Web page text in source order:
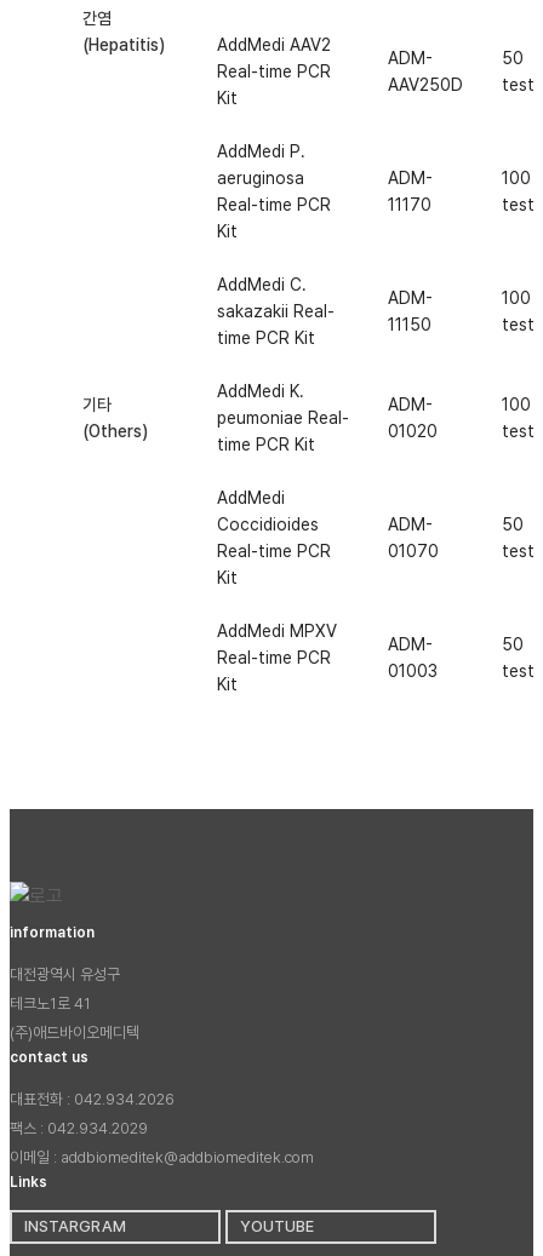
간염
(Hepatitis)
AddMedi AAV2
Real-time PCR
Kit
ADM-
AAV250D
50
tests
기타
(Others)
AddMedi P.
aeruginosa
Real-time PCR
Kit
ADM-
11170
100
tests
AddMedi C.
sakazakii Real-
time PCR Kit
ADM-
11150
100
tests
AddMedi K.
peumoniae Real-
time PCR Kit
ADM-
01020
100
tests
AddMedi
Coccidioides
Real-time PCR
Kit
ADM-
01070
50
tests
AddMedi MPXV
Real-time PCR
Kit
ADM-
01003
50
tests
information
대전광역시 유성구
테크노1로 41
(주)애드바이오메디텍
contact us
대표전화 : 042.934.2026
팩스 : 042.934.2029
이메일 : addbiomeditek@addbiomeditek.com
Links
INSTARGRAM YOUTUBE